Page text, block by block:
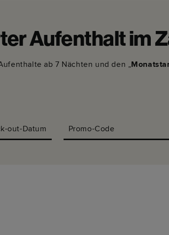
Aufenthalt im
ab 7 Nächten und den „
out-Datum Promo-Code